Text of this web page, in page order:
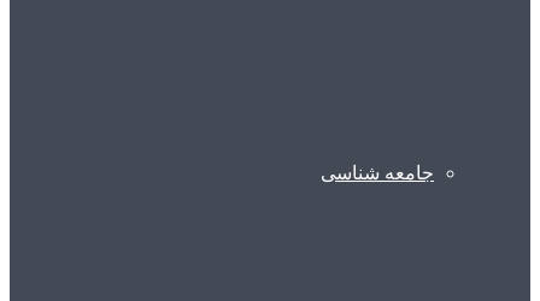
جامعه شناسی